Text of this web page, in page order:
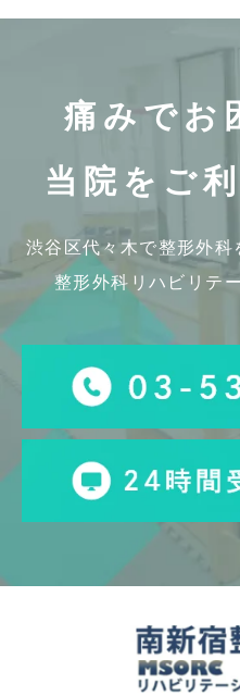
痛みでお
当院をご
渋谷区代々木で整形外科
整形外科リハビリテ